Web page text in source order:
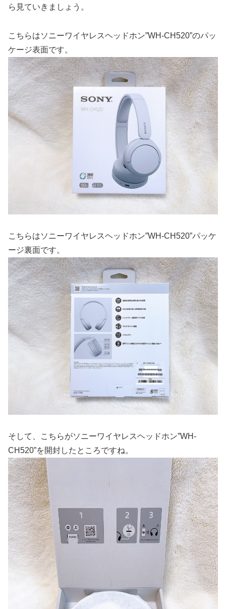
ら見ていきましょう。
こちらはソニーワイヤレスヘッドホン”WH-CH520”のパッ
ケージ表面です。
こちらはソニーワイヤレスヘッドホン”WH-CH520”パッケ
ージ裏面です。
そして、こちらがソニーワイヤレスヘッドホン”WH-
CH520”を開封したところですね。